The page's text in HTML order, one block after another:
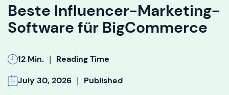
Beste Influencer-Marketing-
Software für BigCommerce
12 Min. | Reading Time
July 30, 2026 | Published